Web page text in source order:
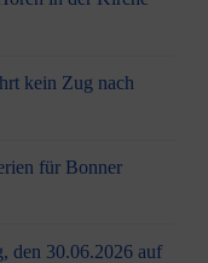
kein Zug nach
für Bonner
den 30.06.2026 auf